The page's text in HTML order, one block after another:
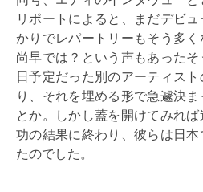
リポートによると、まだデビ
かりでレパートリーもそう多
尚早では？という声もあった
日予定だった別のアーティス
り、それを埋める形で急遽決
とか。しかし蓋を開けてみれ
功の結果に終わり、彼らは日
たのでした。